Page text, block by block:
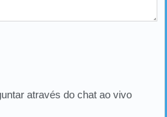
através do chat ao vivo